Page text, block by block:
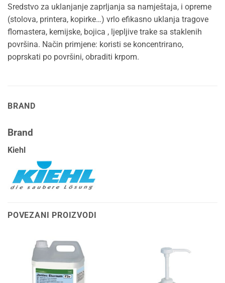
Sredstvo za uklanjanje zaprljanja sa namještaja, i opreme
(stolova, printera, kopirke…) vrlo efikasno uklanja tragove
flomastera, kemijske, bojica , ljepljive trake sa staklenih
površina. Način primjene: koristi se koncentrirano,
poprskati po površini, obraditi krpom.
BRAND
Brand
Kiehl
POVEZANI PROIZVODI